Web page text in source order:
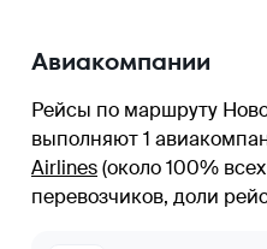
Авиакомпании
Рейсы по маршруту
выполняют 1
Airlines(около 100%
перевозчиков, доли